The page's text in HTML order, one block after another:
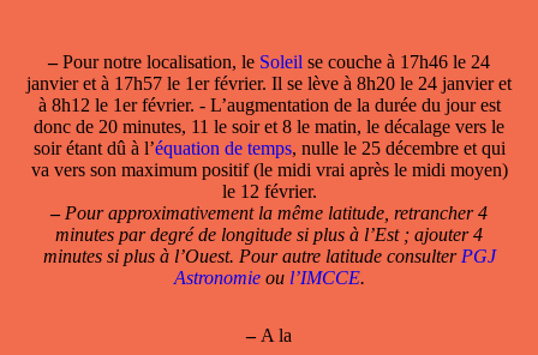
–Pour notre localisation, le Soleil se couche à 17h46 le 24
janvier et à 17h57 le 1er février. Il se lève à 8h20 le 24 janvier et
à 8h12 le 1er février. - L’augmentation de la durée du jour est
donc de 20 minutes, 11 le soir et 8 le matin, le décalage vers le
soir étant dû à l’équation de temps, nulle le 25 décembre et qui
va vers son maximum positif (le midi vrai après le midi moyen)
le 12 février.
– Pour approximativement la même latitude, retrancher 4
minutes par degré de longitude si plus à l’Est ; ajouter 4
minutes si plus à l’Ouest. Pour autre latitude consulter PGJ
Astronomieou l’IMCCE.
–A la